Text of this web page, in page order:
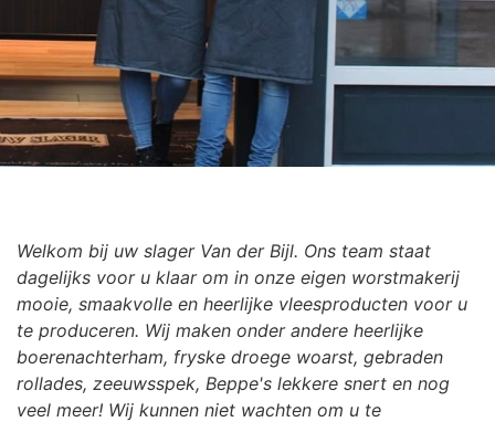
Welkom bij uw slager Van der Bijl. Ons team staat
dagelijks voor u klaar om in onze eigen worstmakerij
mooie, smaakvolle en heerlijke vleesproducten voor u
te produceren. Wij maken onder andere heerlijke
boerenachterham, fryske droege woarst, gebraden
rollades, zeeuwsspek, Beppe's lekkere snert en nog
veel meer! Wij kunnen niet wachten om u te